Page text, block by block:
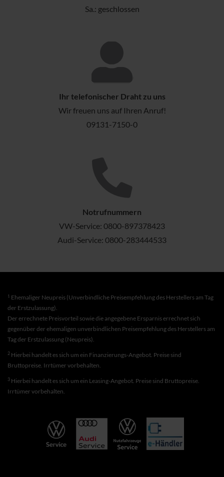
Sa.: geschlossen
Ihr telefonischer Draht zu uns
Wir freuen uns auf Ihren Anruf!
09131-7150-0
Notrufnummern
VW-Service: 0800-897378423
Audi-Service: 0800-283444533
1 Ehemaliger Neupreis (Unverbindliche Preisempfehlung des Herstellers am Tag
der Erstzulassung).
Der errechnete Preisvorteil sowie die angegebene Ersparnis errechnet sich
gegenüber der ehemaligen unverbindlichen Preisempfehlung des Herstellers am
Tag der Erstzulassung (Neupreis).
2 Hierbei handelt es sich um ein Finanzierungs-Angebot. Preise sind
Bruttopreise. Irrtümer vorbehalten.
3 Hierbei handelt es sich um ein Leasing-Angebot. Preise sind Bruttopreise.
Irrtümer vorbehalten.